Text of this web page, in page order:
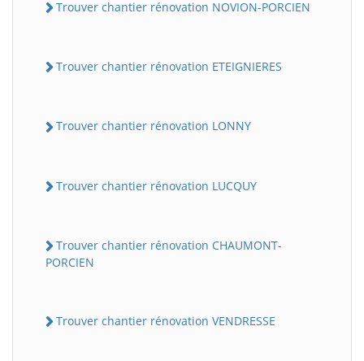
Trouver chantier rénovation NOVION-PORCIEN
Trouver chantier rénovation ETEIGNIERES
Trouver chantier rénovation LONNY
Trouver chantier rénovation LUCQUY
Trouver chantier rénovation CHAUMONT-
PORCIEN
Trouver chantier rénovation VENDRESSE